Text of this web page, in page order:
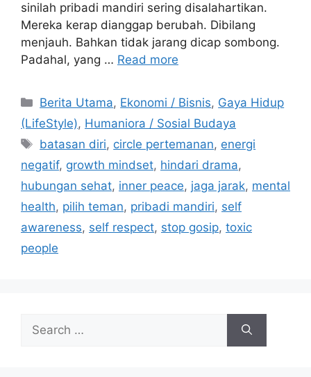
sinilah pribadi mandiri sering disalahartikan.
Mereka kerap dianggap berubah. Dibilang
menjauh. Bahkan tidak jarang dicap sombong.
Padahal, yang … Read more
C
a
e
g
o
r
i
s
Berita Utama, Ekonomi / Bisnis, Gaya Hidup
(LifeStyle), Humaniora / Sosial Budaya
T
a
g
s
batasan diri, circle pertemanan, energi
negatif, growth mindset, hindari drama,
hubungan sehat, inner peace, jaga jarak, mental
health, pilih teman, pribadi mandiri, self
awareness, self respect, stop gosip, toxic
people